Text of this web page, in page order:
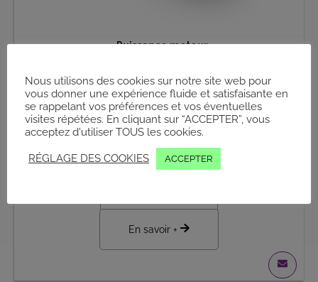
•Puissance moteur
• Poids en ordre de marche
2 730 kg
•Capacité du godet
0,03 – 0,12 m³
•Version cabine ou canopy
En savoir +
Nous utilisons des cookies sur notre site web pour
vous donner une expérience fluide et satisfaisante en
se rappelant vos préférences et vos éventuelles
visites répétées. En cliquant sur “ACCEPTER”, vous
acceptez d'utiliser TOUS les cookies.
RÉGLAGE DES COOKIES ACCEPTER